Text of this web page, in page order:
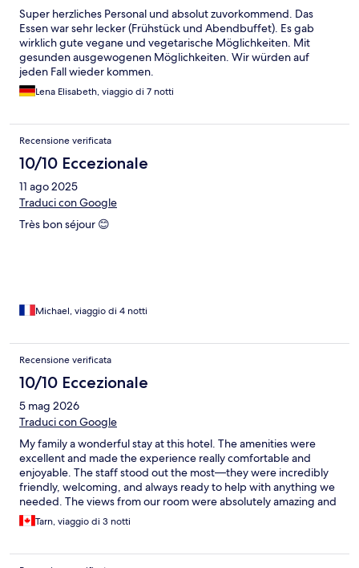
Super herzliches Personal und absolut zuvorkommend. Das
Essen war sehr lecker (Frühstück und Abendbuffet). Es gab
wirklich gute vegane und vegetarische Möglichkeiten. Mit
gesunden ausgewogenen Möglichkeiten. Wir würden auf
jeden Fall wieder kommen.
Lena Elisabeth, viaggio di 7 notti
Recensione verificata
10/10 Eccezionale
11 ago 2025
Traduci con Google
Très bon séjour 😊
Michael, viaggio di 4 notti
Recensione verificata
10/10 Eccezionale
5 mag 2026
Traduci con Google
My family a wonderful stay at this hotel. The amenities were
excellent and made the experience really comfortable and
enjoyable. The staff stood out the most—they were incredibly
friendly, welcoming, and always ready to help with anything we
needed. The views from our room were absolutely amazing and
added something special to the whole trip. One of my favorite
parts was the buffet, which offered a great variety of options
Overall, it was a fantastic experience and I would definitely stay
Tarn, viaggio di 3 notti